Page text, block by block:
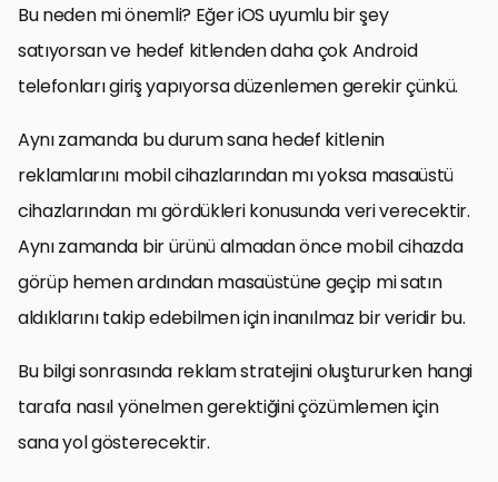
Bu neden mi önemli? Eğer iOS uyumlu bir şey
satıyorsan ve hedef kitlenden daha çok Android
telefonları giriş yapıyorsa düzenlemen gerekir çünkü.
Aynı zamanda bu durum sana hedef kitlenin
reklamlarını mobil cihazlarından mı yoksa masaüstü
cihazlarından mı gördükleri konusunda veri verecektir.
Aynı zamanda bir ürünü almadan önce mobil cihazda
görüp hemen ardından masaüstüne geçip mi satın
aldıklarını takip edebilmen için inanılmaz bir veridir bu.
Bu bilgi sonrasında reklam stratejini oluştururken hangi
tarafa nasıl yönelmen gerektiğini çözümlemen için
sana yol gösterecektir.